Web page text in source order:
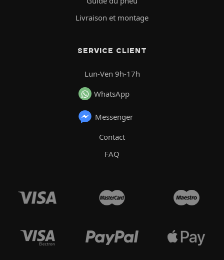
Livraison et montage
SERVICE CLIENT
Lun-Ven 9h-17h
WhatsApp
Messenger
Contact
FAQ